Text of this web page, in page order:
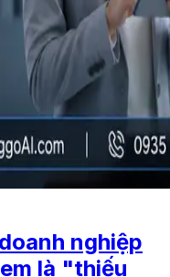
nghiệp
là "thiếu